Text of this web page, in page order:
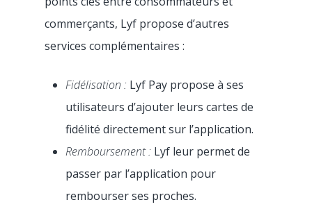
commerçants, Lyf propose d’autres
services complémentaires :
Fidélisation : Lyf Pay propose à ses
utilisateurs d’ajouter leurs cartes de
fidélité directement sur l’application.
Remboursement : Lyf leur permet de
passer par l’application pour
rembourser ses proches.